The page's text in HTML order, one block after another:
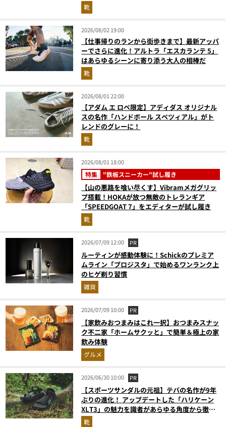
靴
2026/08/02 19:00
【仕事帰りのランから街歩きまで】最新アッパ
ーでさらに進化！アルトラ「エスカランテ 5」
はあらゆるシーンに寄り添う大人の相棒だ
靴
2026/08/01 22:00
【アダム エ ロペ限定】アディダス オリジナル
スの名作「ハンドボール スペツィアル」がト
レンドのグレーに！
靴
2026/08/01 18:00
特集 "鉄板スニーカー"試し履き
【山の悪路を喰い尽くす】Vibramメガグリッ
プ搭載！HOKAが放つ無敵のトレランギア
「SPEEDGOAT 7」をエディターが試し履き
靴
2026/07/09 12:00 PR
ルーティンが感動体験に！Schickのプレミア
ムライン「プロジスタ」で始めるワンランク上
のヒゲ剃り習慣
雑貨
2026/07/09 10:00 PR
【家飲みおつまみはこれ一択】おつまみスナッ
ク不二家「ホームサクッと」で簡単＆極上の家
飲み体験
グルメ
2026/06/30 10:00 PR
【スポーツサンダルの元祖】テバの名作が9年
ぶりの進化！ アップデートした「ハリケーン
XLT3」の魅力を識者があらゆる角度から徹底
解説！
靴